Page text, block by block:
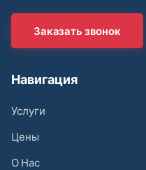
Заказать звонок
Навигация
Услуги
Цены
О Нас